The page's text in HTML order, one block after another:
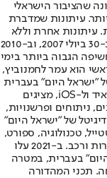
שהציבור הישראלי
עיתונות שמדברת
עיתונות אחרת וללא
תשלום. המהדורה המודפסת הראשונה פורסמה ב-30 ביולי 2007, וב-2010
הגבוה ביותר בימי
הוא עמר לחמנוביץ,
"ישראל היום" בעברית
ובאנגלית, כמו כן היישומונים (אפליקציות) לאנדרואיד ול-iOS, מציגים
ניתוחים ופרשנויות,
של "ישראל היום"
טכנולוגיה, ספורט,
כלכלה וצרכנות, בריאות, חיילים, אוכל, יהדות, תיירות ורכב. ב-2021 עלו
בעברית, במטרה
תכני המהדורה